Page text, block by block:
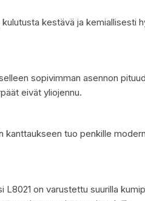
kestävä ja kemiallisesti
sopivimman asennon
eivät yliojennu.
kanttaukseen tuo penkille
L8021 on varustettu suurilla